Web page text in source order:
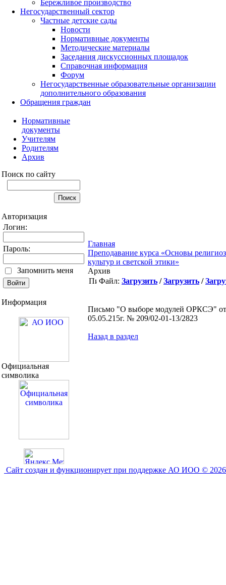
Бережливое производство
Негосударственный сектор
Частные детские сады
Новости
Нормативные документы
Методические материалы
Заседания дискуссионных площадок
Справочная информация
Форум
Негосударственные образовательные организации
дополнительного образования
Обращения граждан
Нормативные
документы
Учителям
Родителям
Архив
Поиск по сайту
Авторизация
Логин:
Пароль:
Запомнить меня
Информация
Официальная
символика
Главная
Преподавание курса «Основы
культур и светской этики»
Архив
Файл: Загрузить /Загрузить /
Письмо "О выборе модулей ОРКСЭ" от
05.05.215г. № 209/02-01-13/2823
Назад в раздел
Сайт создан и функционирует при поддержке АО ИОО © 2026